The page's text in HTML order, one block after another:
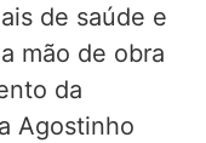
de saúde e
mão de obra
da
Agostinho